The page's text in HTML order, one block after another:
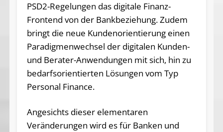
PSD2-Regelungen das digitale Finanz-
Frontend von der Bankbeziehung. Zudem
bringt die neue Kundenorientierung einen
Paradigmenwechsel der digitalen Kunden-
und Berater-Anwendungen mit sich, hin zu
bedarfsorientierten Lösungen vom Typ
Personal Finance.
Angesichts dieser elementaren
Veränderungen wird es für Banken und